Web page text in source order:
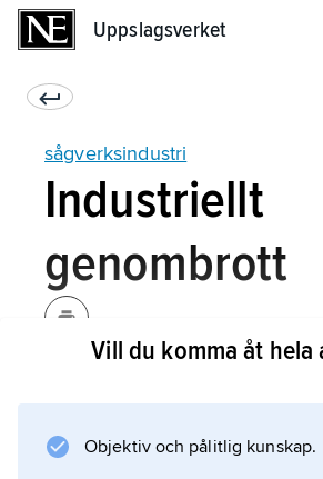
Uppslagsverket
sågverksindustri
Industriellt
genombrott
varor, framför allt i
brittiska tullskyddet försvagats
Vill du komma åt hela
Objektiv och pålitlig kunskap.